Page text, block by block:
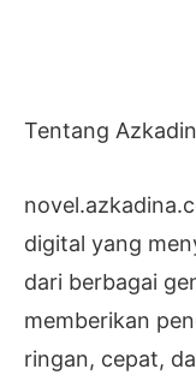
Tentang
digital yang
dari berbagai
memberikan
ringan, cepat,